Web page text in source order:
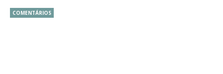
COMENTÁRIOS